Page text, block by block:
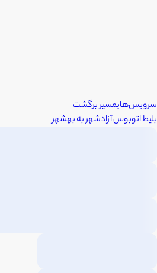
سرویس‌هایمسیر برگشت
بلیط اتوبوسآزادشهربهبهشهر